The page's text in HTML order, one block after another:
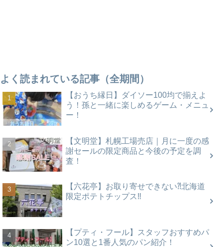
よく読まれている記事（全期間）
【おうち縁日】ダイソー100均で揃えよ
う！孫と一緒に楽しめるゲーム・メニュ
ー！
【文明堂】札幌工場売店｜月に一度の感
謝セールの限定商品と今後の予定を調
査！
【六花亭】お取り寄せできない⁈北海道
限定ポテトチップス‼
【プティ・フール】スタッフおすすめパ
ン10選と1番人気のパン紹介！